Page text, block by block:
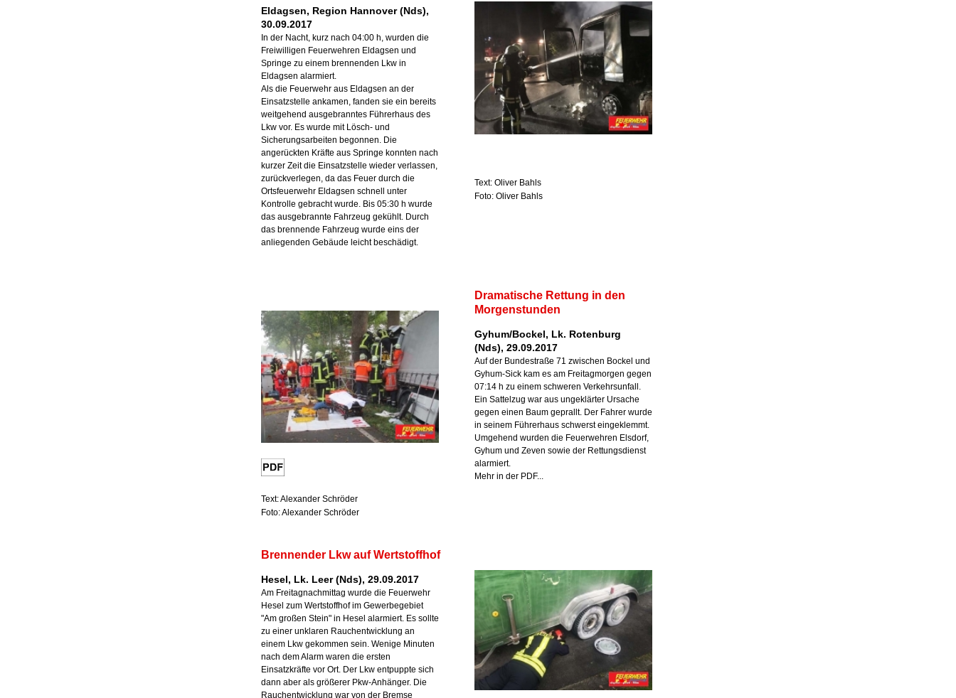
Text: Oliver Bahls
Foto: Oliver Bahls
Eldagsen, Region Hannover (Nds),
30.09.2017
In der Nacht, kurz nach 04:00 h, wurden die
Freiwilligen Feuerwehren Eldagsen und
Springe zu einem brennenden Lkw in
Eldagsen alarmiert.
Als die Feuerwehr aus Eldagsen an der
Einsatzstelle ankamen, fanden sie ein bereits
weitgehend ausgebranntes Führerhaus des
Lkw vor. Es wurde mit Lösch- und
Sicherungsarbeiten begonnen. Die
angerückten Kräfte aus Springe konnten nach
kurzer Zeit die Einsatzstelle wieder verlassen,
zurückverlegen, da das Feuer durch die
Ortsfeuerwehr Eldagsen schnell unter
Kontrolle gebracht wurde. Bis 05:30 h wurde
das ausgebrannte Fahrzeug gekühlt. Durch
das brennende Fahrzeug wurde eins der
anliegenden Gebäude leicht beschädigt.
Text: Alexander Schröder
Foto: Alexander Schröder
Dramatische Rettung in den
Morgenstunden
Gyhum/Bockel, Lk. Rotenburg
(Nds), 29.09.2017
Auf der Bundestraße 71 zwischen Bockel und
Gyhum-Sick kam es am Freitagmorgen gegen
07:14 h zu einem schweren Verkehrsunfall.
Ein Sattelzug war aus ungeklärter Ursache
gegen einen Baum geprallt. Der Fahrer wurde
in seinem Führerhaus schwerst eingeklemmt.
Umgehend wurden die Feuerwehren Elsdorf,
Gyhum und Zeven sowie der Rettungsdienst
alarmiert.
Mehr in der PDF...
Brennender Lkw auf Wertstoffhof
Hesel, Lk. Leer (Nds), 29.09.2017
Am Freitagnachmittag wurde die Feuerwehr
Hesel zum Wertstoffhof im Gewerbegebiet
"Am großen Stein" in Hesel alarmiert. Es sollte
zu einer unklaren Rauchentwicklung an
einem Lkw gekommen sein. Wenige Minuten
nach dem Alarm waren die ersten
Einsatzkräfte vor Ort. Der Lkw entpuppte sich
dann aber als größerer Pkw-Anhänger. Die
Rauchentwicklung war von der Bremse